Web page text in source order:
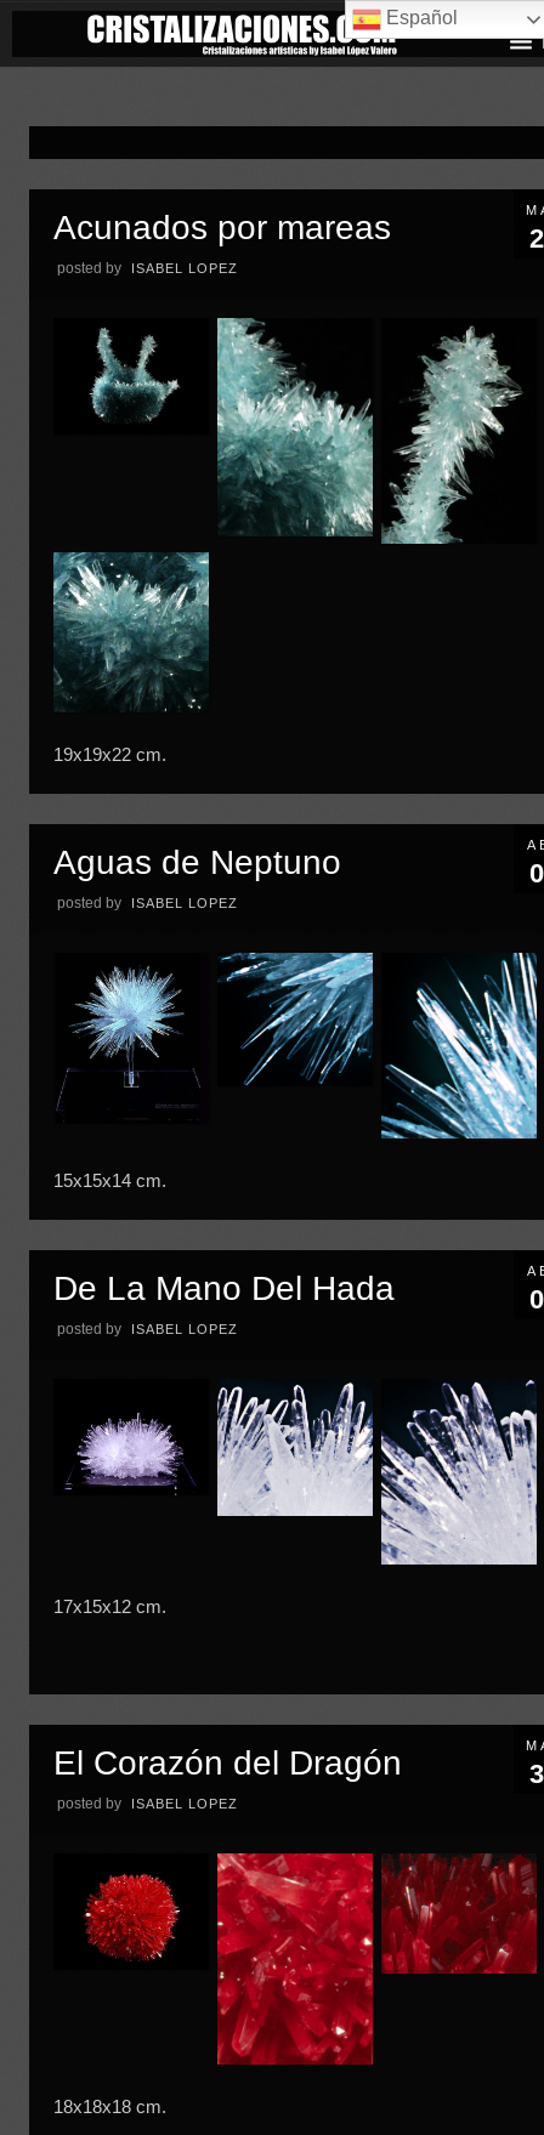
Acunados por mareas
posted by ISABEL LOPEZ
19x19x22 cm.
Aguas de Neptuno
posted by ISABEL LOPEZ
15x15x14 cm.
De La Mano Del Hada
posted by ISABEL LOPEZ
17x15x12 cm.
El Corazón del Dragón
posted by ISABEL LOPEZ
18x18x18 cm.
Español